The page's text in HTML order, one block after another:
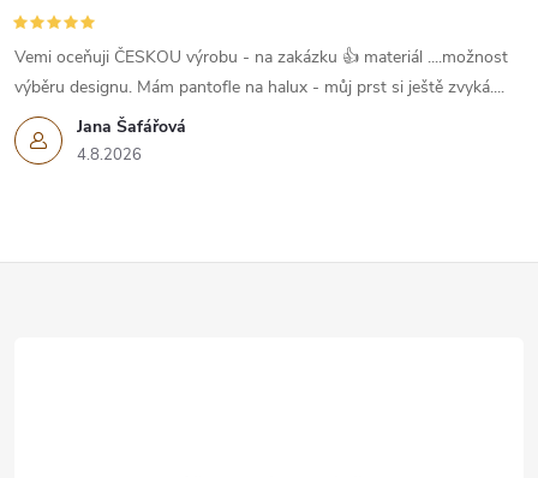
Jana Šafářová
4.8.2026
Vemi oceňuji ČESKOU výrobu - na zakázku 👍 materiál ....možnost
výběru designu. Mám pantofle na halux - můj prst si ještě zvyká....